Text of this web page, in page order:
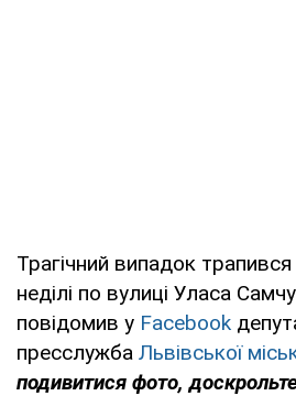
Трагічний випадок
неділі по вулиці Уласа
повідомив у Facebook
пресслужба Львівської
подивитися фото,